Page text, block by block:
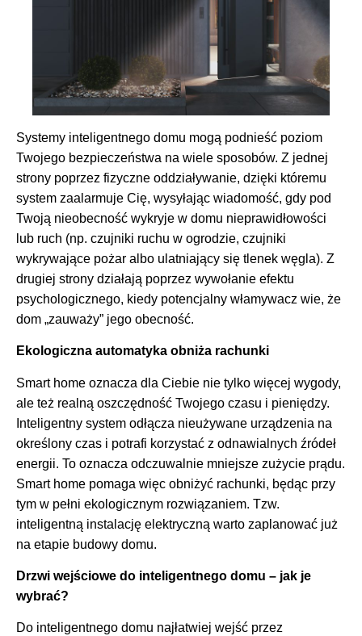
Systemy inteligentnego domu mogą podnieść poziom
Twojego bezpieczeństwa na wiele sposobów. Z jednej
strony poprzez fizyczne oddziaływanie, dzięki któremu
system zaalarmuje Cię, wysyłając wiadomość, gdy pod
Twoją nieobecność wykryje w domu nieprawidłowości
lub ruch (np. czujniki ruchu w ogrodzie, czujniki
wykrywające pożar albo ulatniający się tlenek węgla). Z
drugiej strony działają poprzez wywołanie efektu
psychologicznego, kiedy potencjalny włamywacz wie, że
dom „zauważy” jego obecność.
Ekologiczna automatyka obniża rachunki
Smart home oznacza dla Ciebie nie tylko więcej wygody,
ale też realną oszczędność Twojego czasu i pieniędzy.
Inteligentny system odłącza nieużywane urządzenia na
określony czas i potrafi korzystać z odnawialnych źródeł
energii. To oznacza odczuwalnie mniejsze zużycie prądu.
Smart home pomaga więc obniżyć rachunki, będąc przy
tym w pełni ekologicznym rozwiązaniem. Tzw.
inteligentną instalację elektryczną warto zaplanować już
na etapie budowy domu.
Drzwi wejściowe do inteligentnego domu – jak je
wybrać?
Do inteligentnego domu najłatwiej wejść przez